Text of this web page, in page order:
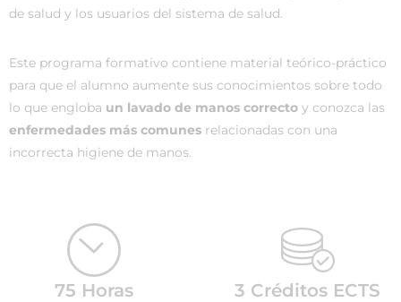
de salud y los usuarios del sistema de salud.
Este programa formativo contiene material teórico-práctico
para que el alumno aumente sus conocimientos sobre todo
lo que engloba un lavado de manos correcto y conozca las
enfermedades más comunes relacionadas con una
incorrecta higiene de manos.
75 Horas 3 Créditos ECTS